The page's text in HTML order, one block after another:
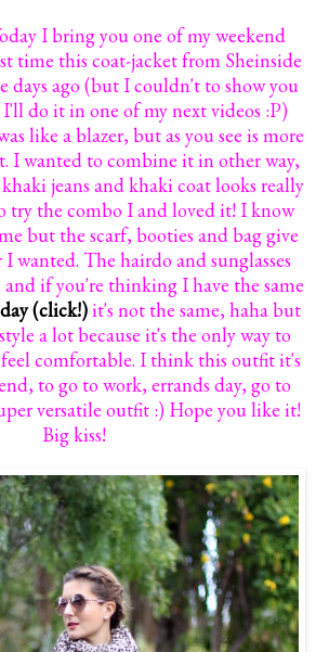
I bring you one of my weekend
time this coat-jacket from Sheinside
days ago (but I couldn't to show you
do it in one of my next videos :P)
like a blazer, but as you see is more
I wanted to combine it in other way,
jeans and khaki coat looks really
try the combo I and loved it! I know
but the scarf, booties and bag give
wanted. The hairdo and sunglasses
if you're thinking I have the same
(click!)it's not the same, haha but
a lot because it's the only way to
comfortable. I think this outfit it's
to go to work, errands day, go to
versatile outfit :) Hope you like it!
Big kiss!